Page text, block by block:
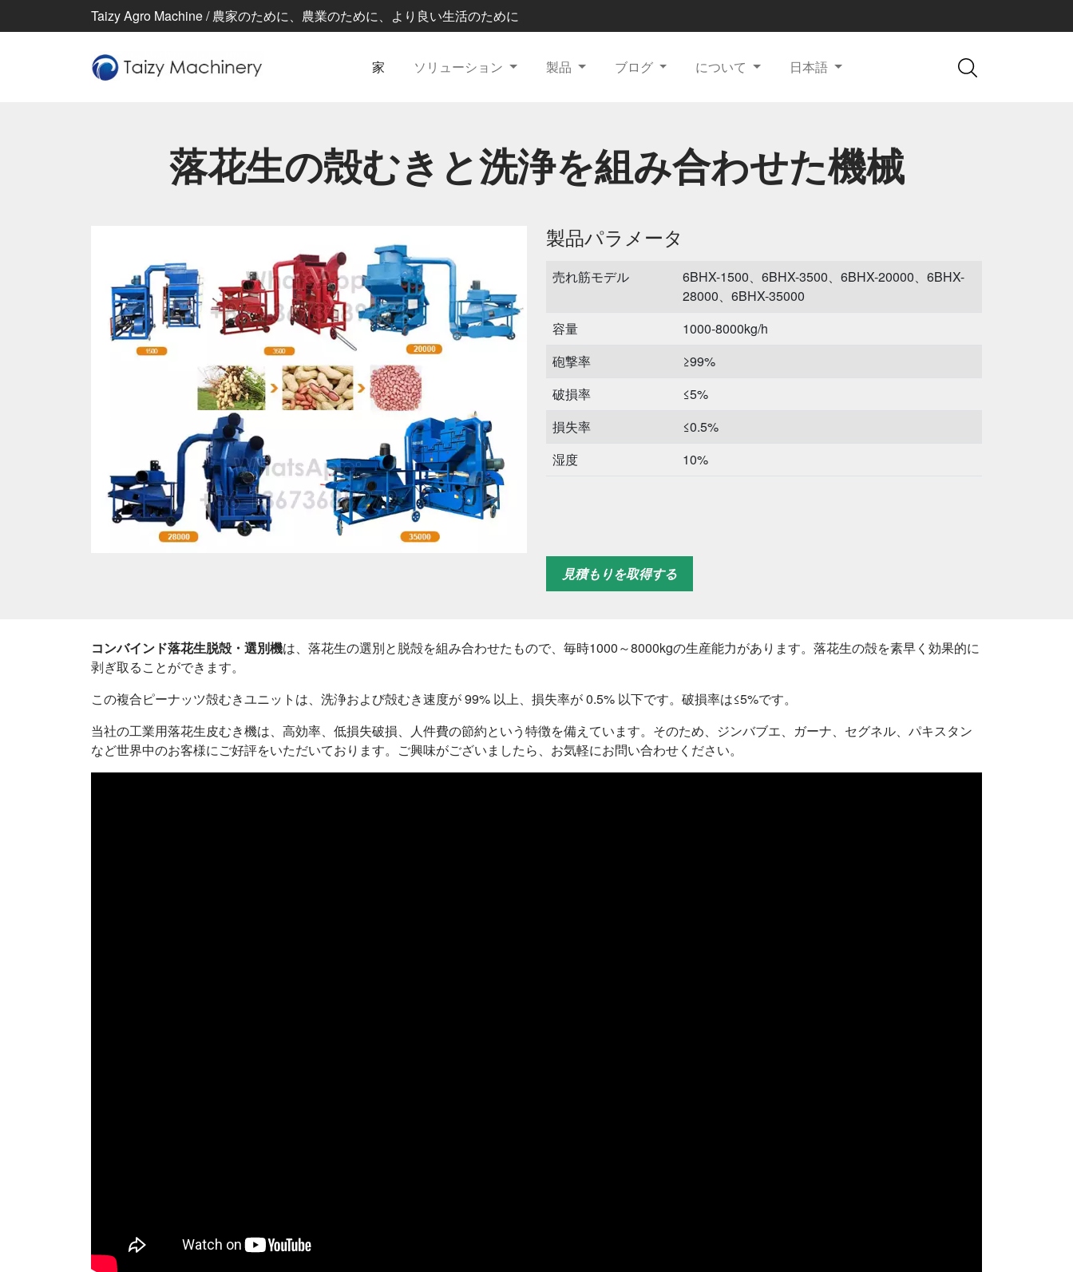
Taizy Agro Machine / 農家のために、農業のために、より良い生活のために
家 ソリューション 製品 ブログ について 日本語
落花生の殻むきと洗浄を組み合わせた機械
製品パラメータ
売れ筋モデル
6BHX-1500、6BHX-3500、6BHX-20000、6BHX-
28000、6BHX-35000
容量
1000-8000kg/h
砲撃率
≥99%
破損率
≤5%
損失率
≤0.5%
湿度
10%
見積もりを取得する
コンバインド落花生脱殻・選別機は、落花生の選別と脱殻を組み合わせたもので、毎時1000～8000kgの生産能力があります。落花生の殻を素早く効果的に
剥ぎ取ることができます。
この複合ピーナッツ殻むきユニットは、洗浄および殻むき速度が 99% 以上、損失率が 0.5% 以下です。破損率は≤5%です。
当社の工業用落花生皮むき機は、高効率、低損失破損、人件費の節約という特徴を備えています。そのため、ジンバブエ、ガーナ、セグネル、パキスタン
など世界中のお客様にご好評をいただいております。ご興味がございましたら、お気軽にお問い合わせください。